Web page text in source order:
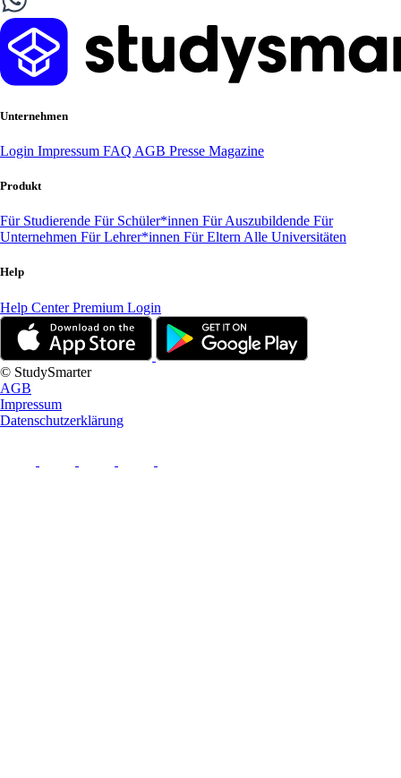
Unternehmen
Login Impressum FAQ AGB Presse Magazine
Produkt
Für Studierende Für Schüler*innen Für Auszubildende Für
Unternehmen Für Lehrer*innen Für Eltern Alle Universitäten
Help
Help CenterPremium Login
© StudySmarter
AGB
Impressum
Datenschutzerklärung